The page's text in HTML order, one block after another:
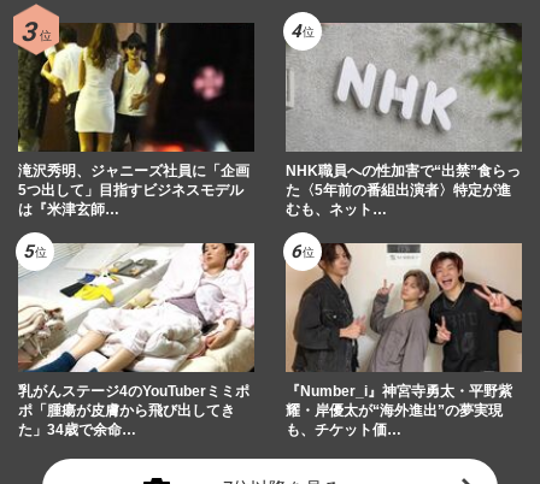
滝沢秀明、ジャニーズ社員に「企画
5つ出して」目指すビジネスモデル
は『米津玄師…
NHK職員への性加害で“出禁”食らっ
た〈5年前の番組出演者〉特定が進
むも、ネット…
乳がんステージ4のYouTuberミミポ
ポ「腫瘍が皮膚から飛び出してき
た」34歳で余命…
『Number_i』神宮寺勇太・平野紫
耀・岸優太が“海外進出”の夢実現
も、チケット価…